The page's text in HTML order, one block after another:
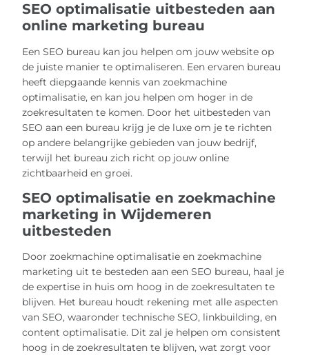
SEO optimalisatie uitbesteden aan
online marketing bureau
Een SEO bureau kan jou helpen om jouw website op
de juiste manier te optimaliseren. Een ervaren bureau
heeft diepgaande kennis van zoekmachine
optimalisatie, en kan jou helpen om hoger in de
zoekresultaten te komen. Door het uitbesteden van
SEO aan een bureau krijg je de luxe om je te richten
op andere belangrijke gebieden van jouw bedrijf,
terwijl het bureau zich richt op jouw online
zichtbaarheid en groei.
SEO optimalisatie en zoekmachine
marketing in Wijdemeren
uitbesteden
Door zoekmachine optimalisatie en zoekmachine
marketing uit te besteden aan een SEO bureau, haal je
de expertise in huis om hoog in de zoekresultaten te
blijven. Het bureau houdt rekening met alle aspecten
van SEO, waaronder technische SEO, linkbuilding, en
content optimalisatie. Dit zal je helpen om consistent
hoog in de zoekresultaten te blijven, wat zorgt voor